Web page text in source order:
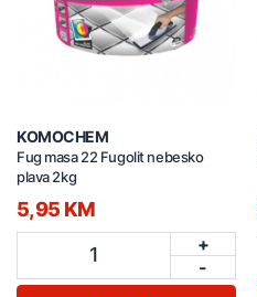
KOMOCHEM
Fug masa 22 Fugolit nebesko
plava 2kg
5,95 KM
1
+
-